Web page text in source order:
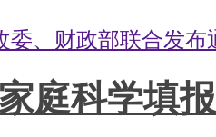
委、财政部联合发布
庭科学填